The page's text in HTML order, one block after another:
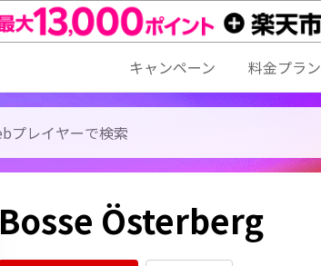
キャンペーン 料金プラン
Bosse Österberg